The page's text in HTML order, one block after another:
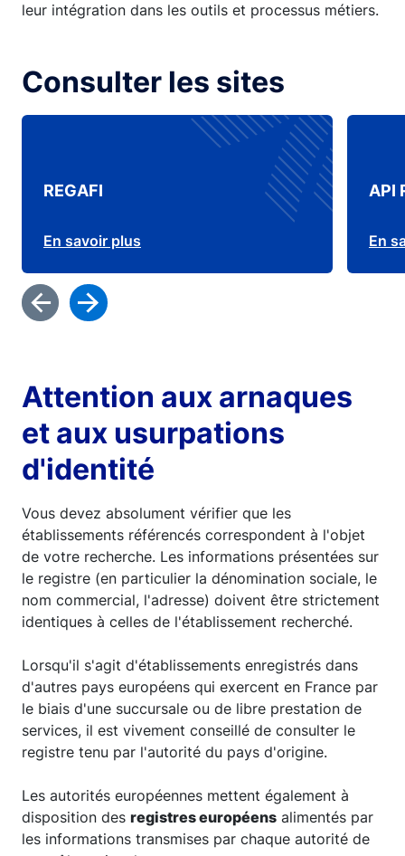
leur intégration dans les outils et processus métiers.
Consulter les sites
REGAFI
En savoir plus
API
En
Attention aux arnaques
et aux usurpations
d'identité
Vous devez absolument vérifier que les
établissements référencés correspondent à l'objet
de votre recherche. Les informations présentées sur
le registre (en particulier la dénomination sociale, le
nom commercial, l'adresse) doivent être strictement
identiques à celles de l'établissement recherché.
Lorsqu'il s'agit d'établissements enregistrés dans
d'autres pays européens qui exercent en France par
le biais d'une succursale ou de libre prestation de
services, il est vivement conseillé de consulter le
registre tenu par l'autorité du pays d'origine.
Les autorités européennes mettent également à
disposition des registres européens alimentés par
les informations transmises par chaque autorité de